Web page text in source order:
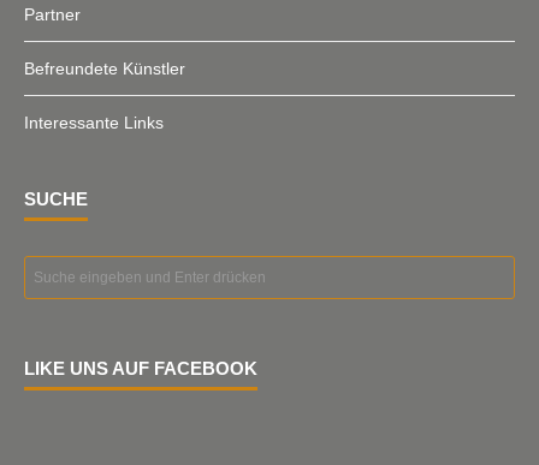
Partner
Befreundete Künstler
Interessante Links
SUCHE
LIKE UNS AUF FACEBOOK